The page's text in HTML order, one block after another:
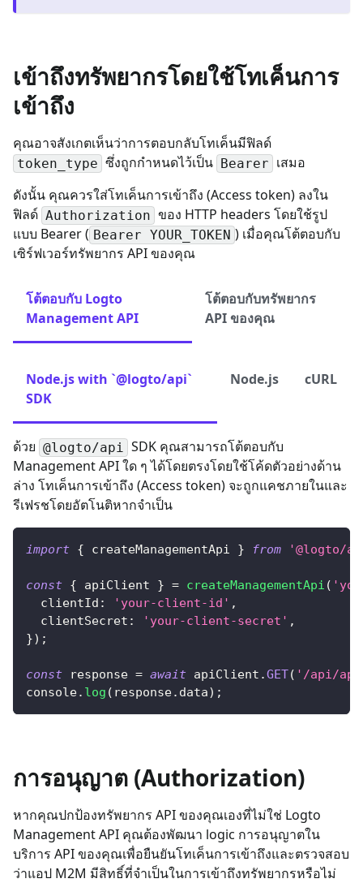
เข้าถึงทรัพยากรโดยใช้โทเค็นการ
เข้าถึง
คุณอาจสังเกตเห็นว่าการตอบกลับโทเค็นมีฟิลด์
token_type ซึ่งถูกกำหนดไว้เป็น Bearer เสมอ
ดังนั้น คุณควรใส่โทเค็นการเข้าถึง (Access token) ลงใน
ฟิลด์ Authorization ของ HTTP headers โดยใช้รูป
แบบ Bearer ( Bearer YOUR_TOKEN ) เมื่อคุณโต้ตอบกับ
เซิร์ฟเวอร์ทรัพยากร API ของคุณ
โต้ตอบกับ Logto
Management API
โต้ตอบกับทรัพยากร
API ของคุณ
Node.js with `@logto/api`
SDK
Node.js cURL
ด้วย @logto/api
SDK คุณสามารถโต้ตอบกับ
Management API ใด ๆ ได้โดยตรงโดยใช้โค้ดตัวอย่างด้าน
ล่าง โทเค็นการเข้าถึง (Access token) จะถูกแคชภายในและ
รีเฟรชโดยอัตโนติหากจำเป็น
import { createManagementApi } from '@logto/
const { apiClient } = createManagementApi (
clientId : 'your-client-id' ,
clientSecret : 'your-client-secret' ,
}) ;
const response = await apiClient .GET( '/api/
console. log ( response. data) ;
การอนุญาต (Authorization)
หากคุณปกป้องทรัพยากร API ของคุณเองที่ไม่ใช่ Logto
Management API คุณต้องพัฒนา logic การอนุญาตใน
บริการ API ของคุณเพื่อยืนยันโทเค็นการเข้าถึงและตรวจสอบ
ว่าแอป M2M มีสิทธิ์ที่จำเป็นในการเข้าถึงทรัพยากรหรือไม่